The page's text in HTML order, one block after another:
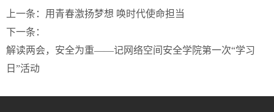
上一条： 用青春激扬梦想 唤时代使命担当
下一条：
解读两会，安全为重——记网络空间安全学院第一次“学习
日”活动